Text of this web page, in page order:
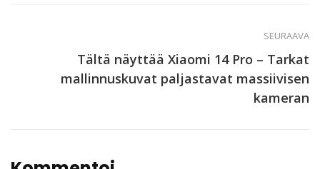
SEURAAVA
Tältä näyttää Xiaomi 14 Pro – Tarkat
mallinnuskuvat paljastavat massiivisen
kameran